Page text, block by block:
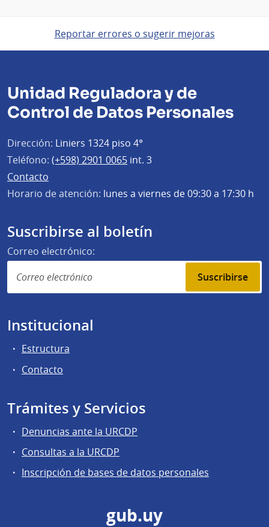
Reportar errores o sugerir mejoras
Unidad Reguladora y de
Control de Datos Personales
Dirección: Liniers 1324 piso 4°
Teléfono: (+598) 2901 0065 int. 3
Contacto
Horario de atención: lunes a viernes de 09:30 a 17:30 h
Suscribirse al boletín
Correo electrónico:
Suscribirse
Institucional
Estructura
Contacto
Trámites y Servicios
Denuncias ante la URCDP
Consultas a la URCDP
Inscripción de bases de datos personales
gub.uy